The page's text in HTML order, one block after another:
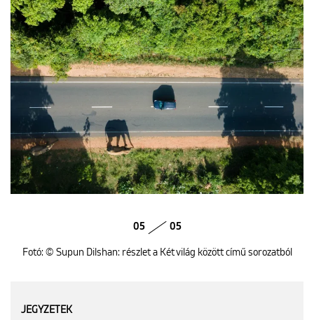
05 05
Fotó: © Supun Dilshan: részlet a Két világ között című sorozatból
JEGYZETEK